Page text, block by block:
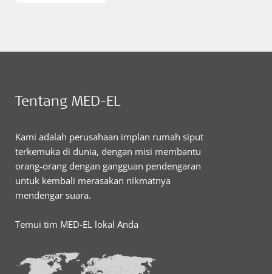
Tentang MED-EL
Kami adalah perusahaan implan rumah siput
terkemuka di dunia, dengan misi membantu
orang-orang dengan gangguan pendengaran
untuk kembali merasakan nikmatnya
mendengar suara.
Temui tim MED-EL lokal Anda